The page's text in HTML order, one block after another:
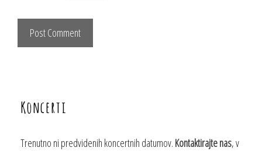
Koncerti
Trenutno ni predvidenih koncertnih datumov. Kontaktirajte nas, v